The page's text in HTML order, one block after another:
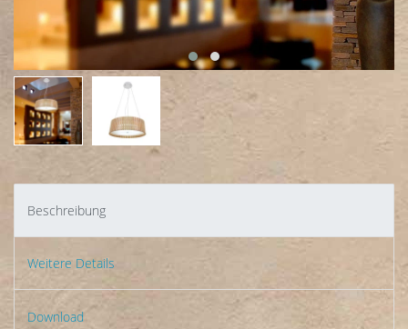
Beschreibung
Weitere Details
Download